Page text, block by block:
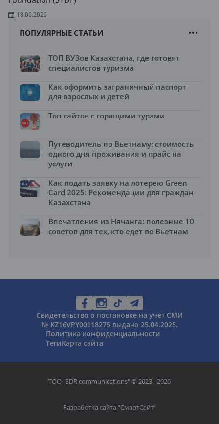
18.06.2026
ПОПУЛЯРНЫЕ СТАТЬИ
ТОП ВУЗов Казахстана, где готовят
специалистов туризма
Как оформить заграничный паспорт
для взрослых и детей
Топ сайтов с горящими турами
Путеводитель по Вьетнаму: стоимость
одного дня проживания и прайс на
услуги
Как подать заявку на лотерею Green
Card 2025: Рекомендации для граждан
Казахстана
Впечатления из Нячанга: полезные 10
советов для тех, кто едет во Вьетнам
Свидетельство о постановке на учет СМИ
№ KZ16VPY00118275 выдано 25.04.2025.
Политика конфиденциальности
ТегиКарта сайта
ТОО "SDR communications" © 2023 - 2026
Разработка сайта “СмартСайт”